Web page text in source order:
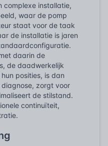
complexe installatie,
waar de pomp
staat voor de taak
de installatie is jaren
daarin de
de daadwerkelijk
posities, is dan
zorgt voor
de stilstand.
continuïteit,